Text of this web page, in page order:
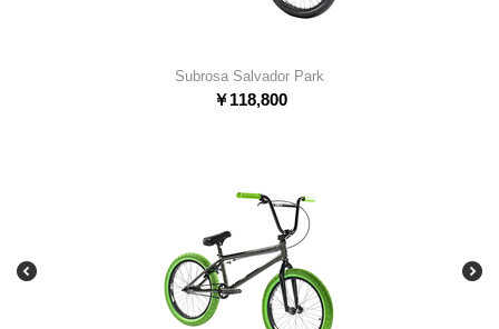
Subrosa Salvador Park
￥118,800